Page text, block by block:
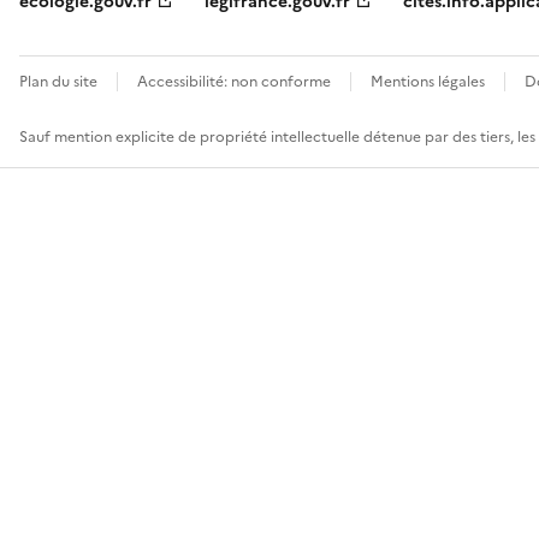
Plan du site Accessibilité: non conforme Mentions légales
Sauf mention explicite de propriété intellectuelle détenue par des tiers,